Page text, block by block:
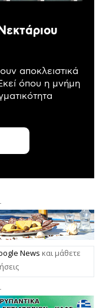
αποκλειστικά
όπου η μνήμη
News και μάθετε